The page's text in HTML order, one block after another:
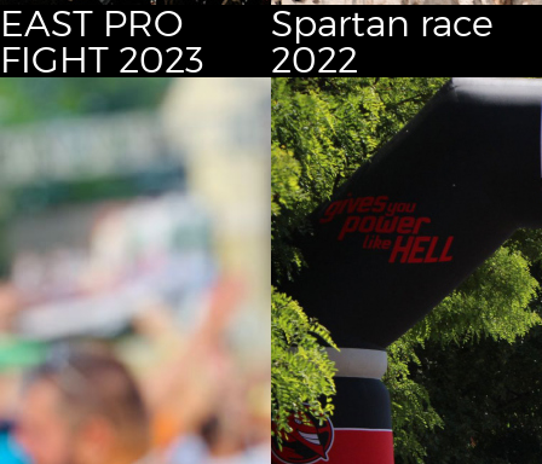
EAST PRO
FIGHT 2023
Spartan race
2022